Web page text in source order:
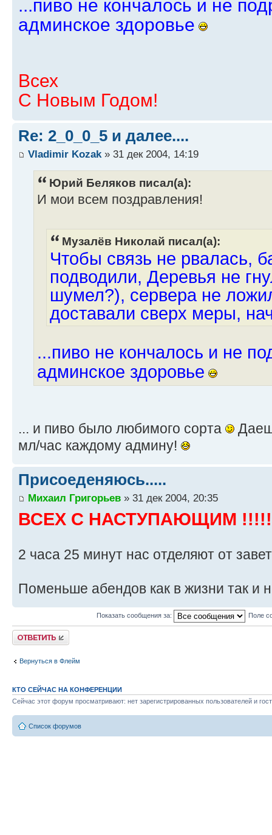
...пиво не кончалось и не
админское здоровье
Всех
С Новым Годом!
Re: 2_0_0_5 и далее....
Vladimir Kozak » 31 дек 2004, 14:19
Юрий Беляков писал(а):
И мои всем поздравления!
Музалёв Николай писал(а):
Чтобы связь не рвалась,
подводили, Деревья не
шумел?), сервера не
доставали сверх меры,
...пиво не кончалось и не
админское здоровье
... и пиво было любимого сорта
мл/час каждому админу!
Присоеденяюсь.....
Михаил Григорьев » 31 дек 2004, 20:35
ВСЕХ С НАСТУПАЮЩИМ !!!!!
2 часа 25 минут нас отделяют от
Поменьше абендов как в жизни так и
Показать сообщения за: Поле
Ответить
Вернуться в Флейм
КТО СЕЙЧАС НА КОНФЕРЕНЦИИ
Сейчас этот форум просматривают: нет зарегистрированных пользователей и
Список форумов